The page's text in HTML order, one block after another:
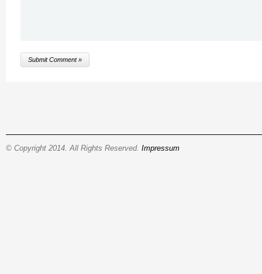
© Copyright 2014. All Rights Reserved. Impressum